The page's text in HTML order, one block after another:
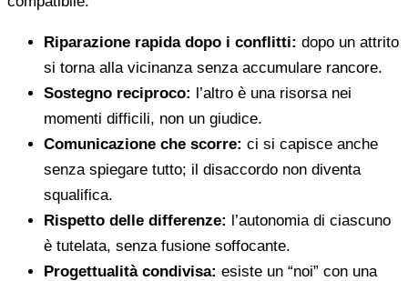
Riparazione rapida dopo i conflitti: dopo un attrito
si torna alla vicinanza senza accumulare rancore.
Sostegno reciproco: l’altro è una risorsa nei
momenti difficili, non un giudice.
Comunicazione che scorre: ci si capisce anche
senza spiegare tutto; il disaccordo non diventa
squalifica.
Rispetto delle differenze: l’autonomia di ciascuno
è tutelata, senza fusione soffocante.
Progettualità condivisa: esiste un “noi” con una